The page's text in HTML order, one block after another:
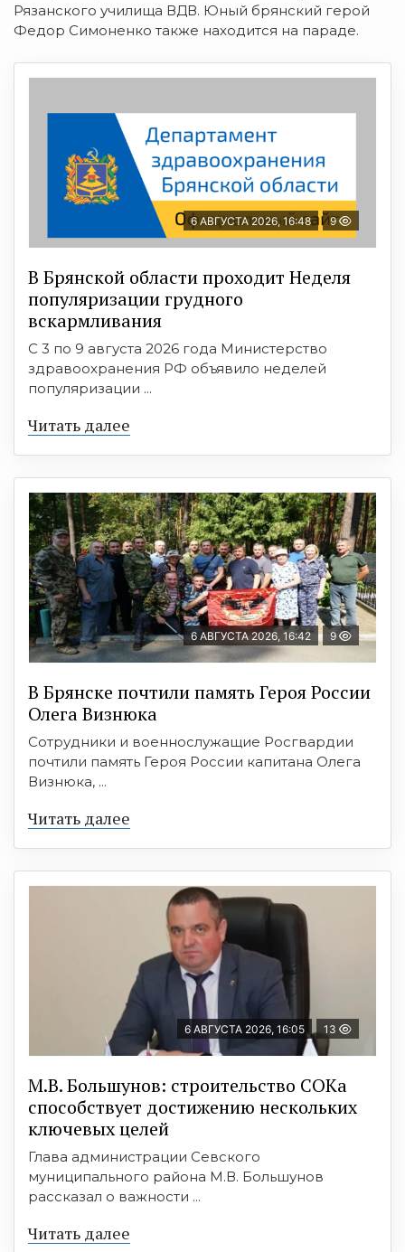
Рязанского училища ВДВ. Юный брянский герой
Федор Симоненко также находится на параде.
6 АВГУСТА 2026, 16:48 9
В Брянской области проходит Неделя
популяризации грудного
вскармливания
С 3 по 9 августа 2026 года Министерство
здравоохранения РФ объявило неделей
популяризации ...
Читать далее
6 АВГУСТА 2026, 16:42 9
В Брянске почтили память Героя России
Олега Визнюка
Сотрудники и военнослужащие Росгвардии
почтили память Героя России капитана Олега
Визнюка, ...
Читать далее
6 АВГУСТА 2026, 16:05 13
М.В. Большунов: строительство СОКа
способствует достижению нескольких
ключевых целей
Глава администрации Севского
муниципального района М.В. Большунов
рассказал о важности ...
Читать далее